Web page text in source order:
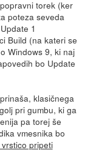
torek (ker
poteza seveda
1
Build (na kateri se
Windows 9, ki naj
bo Update
klasičnega
pri gumbu, ki ga
pa torej še
vmesnika bo
pripeti